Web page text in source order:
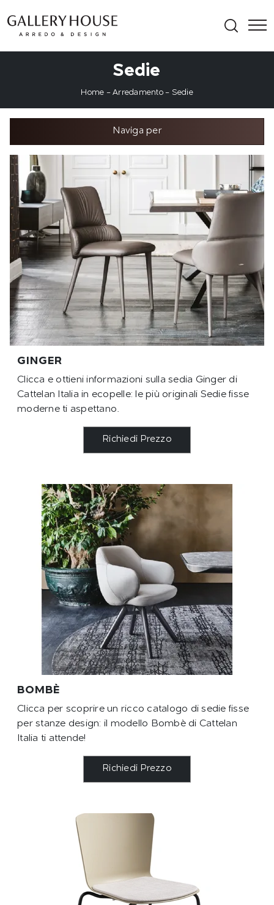
Sedie
Home - Arredamento - Sedie
Naviga per
GINGER
Clicca e ottieni informazioni sulla sedia Ginger di
Cattelan Italia in ecopelle: le più originali Sedie fisse
moderne ti aspettano.
Richiedi Prezzo
BOMBÈ
Clicca per scoprire un ricco catalogo di sedie fisse
per stanze design: il modello Bombè di Cattelan
Italia ti attende!
Richiedi Prezzo